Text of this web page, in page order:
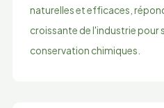
naturelles et efficaces,
croissante de l'industrie pour
conservation chimiques.